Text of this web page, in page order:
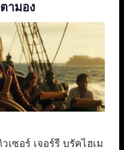
ามอง
เซอร์ เจอร์รี บรัคไฮเม